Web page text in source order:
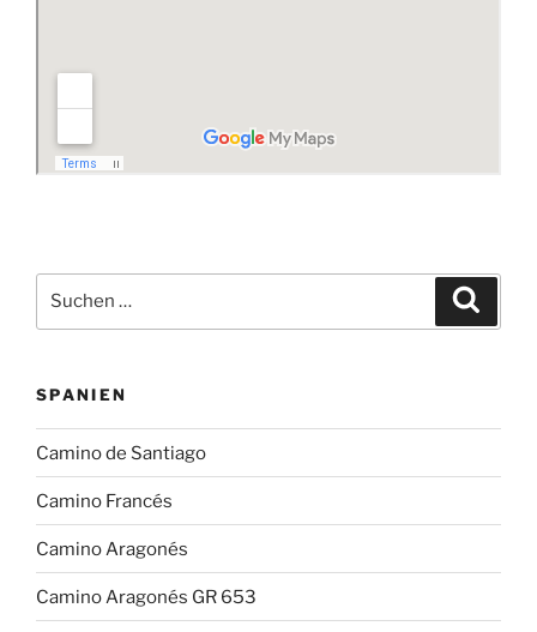
nach:
SPANIEN
Camino de Santiago
Camino Francés
Camino Aragonés
Camino Aragonés GR 653